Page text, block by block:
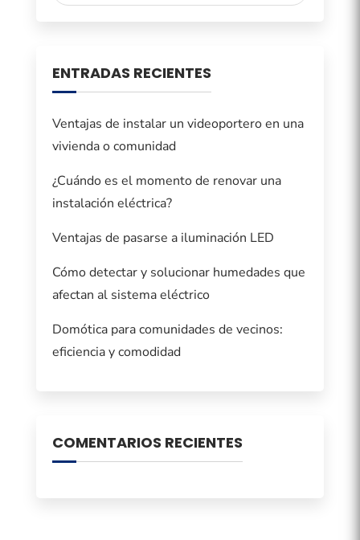
ENTRADAS RECIENTES
Ventajas de instalar un videoportero en una
vivienda o comunidad
¿Cuándo es el momento de renovar una
instalación eléctrica?
Ventajas de pasarse a iluminación LED
Cómo detectar y solucionar humedades que
afectan al sistema eléctrico
Domótica para comunidades de vecinos:
eficiencia y comodidad
COMENTARIOS RECIENTES